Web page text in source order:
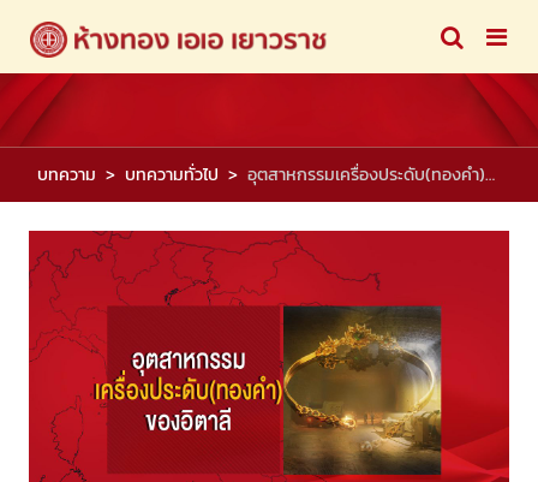
บทความ บทความทั่วไป อุตสาหกรรมเครื่องประดับ(ทองคำ)ของอิตาลี